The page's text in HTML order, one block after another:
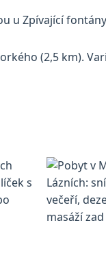
u Zpívající
(2,5 km).